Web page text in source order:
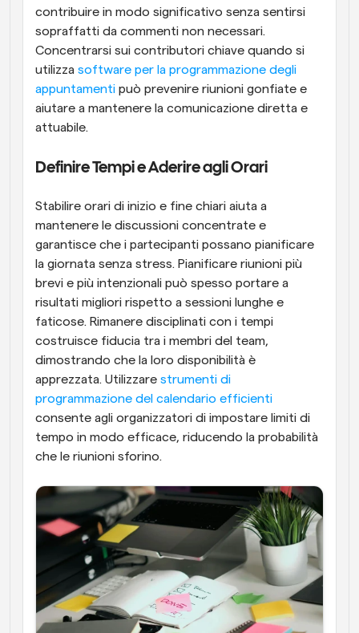
contribuire in modo significativo senza sentirsi
sopraffatti da commenti non necessari.
Concentrarsi sui contributori chiave quando si
utilizza software per la programmazione degli
appuntamenti può prevenire riunioni gonfiate e
aiutare a mantenere la comunicazione diretta e
attuabile.
Definire Tempi e Aderire agli Orari
Stabilire orari di inizio e fine chiari aiuta a
mantenere le discussioni concentrate e
garantisce che i partecipanti possano pianificare
la giornata senza stress. Pianificare riunioni più
brevi e più intenzionali può spesso portare a
risultati migliori rispetto a sessioni lunghe e
faticose. Rimanere disciplinati con i tempi
costruisce fiducia tra i membri del team,
dimostrando che la loro disponibilità è
apprezzata. Utilizzare strumenti di
programmazione del calendario efficienti
consente agli organizzatori di impostare limiti di
tempo in modo efficace, riducendo la probabilità
che le riunioni sforino.